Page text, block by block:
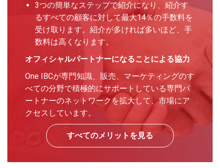
3つの簡単なステップで紹介になり、紹介す
るすべての顧客に対して最大14％の手数料を
受け取ります。紹介が多ければ多いほど、手
数料は高くなります。
オフィシャルパートナーになることによる協力
One IBCが専門知識、販売、マーケティングのす
べての分野で積極的にサポートしている専門パ
ートナーのネットワークを拡大して、市場にア
クセスしています。
すべてのメリットを見る